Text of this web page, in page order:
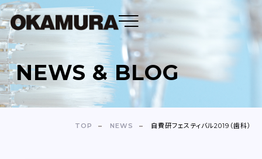
DENTAL FLOSS
TOOTH BRUSH
NEWS & BLOG
TOP NEWS 自費研フェスティバル2019（歯科）